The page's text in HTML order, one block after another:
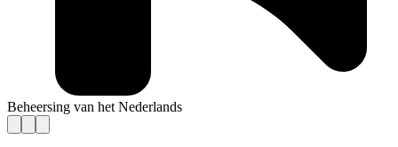
Beheersing van het Nederlands